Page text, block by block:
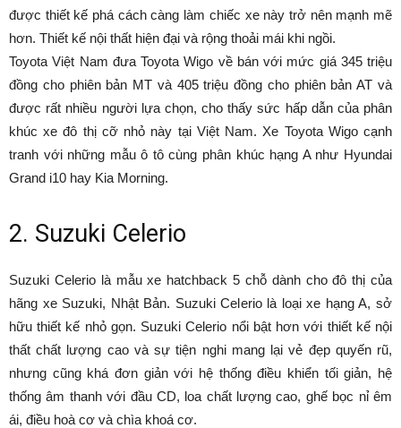
được thiết kế phá cách càng làm chiếc xe này trở nên mạnh mẽ
hơn. Thiết kế nội thất hiện đại và rộng thoải mái khi ngồi.
Toyota Việt Nam đưa Toyota Wigo về bán với mức giá 345 triệu
đồng cho phiên bản MT và 405 triệu đồng cho phiên bản AT và
được rất nhiều người lựa chọn, cho thấy sức hấp dẫn của phân
khúc xe đô thị cỡ nhỏ này tại Việt Nam. Xe Toyota Wigo cạnh
tranh với những mẫu ô tô cùng phân khúc hạng A như Hyundai
Grand i10 hay Kia Morning.
2. Suzuki Celerio
Suzuki Celerio là mẫu xe hatchback 5 chỗ dành cho đô thị của
hãng xe Suzuki, Nhật Bản. Suzuki Celerio là loại xe hạng A, sở
hữu thiết kế nhỏ gọn. Suzuki Celerio nổi bật hơn với thiết kế nội
thất chất lượng cao và sự tiện nghi mang lại vẻ đẹp quyến rũ,
nhưng cũng khá đơn giản với hệ thống điều khiển tối giản, hệ
thống âm thanh với đầu CD, loa chất lượng cao, ghế bọc nỉ êm
ái, điều hoà cơ và chìa khoá cơ.